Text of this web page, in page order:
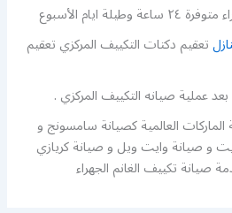
ايام الأسبوع
تعقيم دكتات التكييف المركزي تعقيم
بعد عملية صيانه التكييف المركزي .
العالمية كصيانة سامسونج و
و صيانة وايت ويل و صيانة كريازي
صيانة تكييف الغانم الجهراء